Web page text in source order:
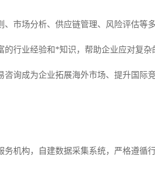
市场分析、供应链管理、风险评估等
行业经验和*知识，帮助企业应对复杂
询成为企业拓展海外市场、提升国际
务机构，自建数据采集系统，严格遵